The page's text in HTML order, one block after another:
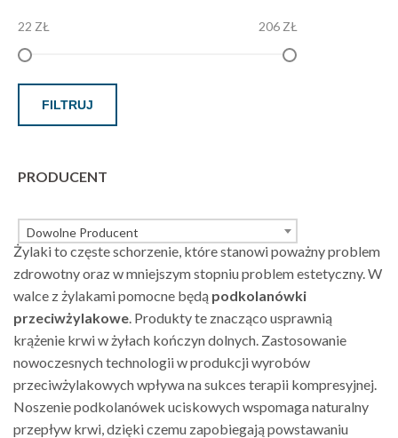
22 ZŁ 206 ZŁ
FILTRUJ
PRODUCENT
Dowolne Producent
Żylaki to częste schorzenie, które stanowi poważny problem
zdrowotny oraz w mniejszym stopniu problem estetyczny. W
walce z żylakami pomocne będą podkolanówki
przeciwżylakowe . Produkty te znacząco usprawnią
krążenie krwi w żyłach kończyn dolnych. Zastosowanie
nowoczesnych technologii w produkcji wyrobów
przeciwżylakowych wpływa na sukces terapii kompresyjnej.
Noszenie podkolanówek uciskowych wspomaga naturalny
przepływ krwi, dzięki czemu zapobiegają powstawaniu